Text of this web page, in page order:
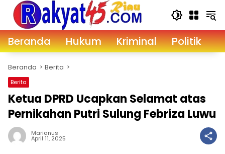
Langsung
konten
Beranda Hukum Kriminal Politik
Beranda Berita
Berita
Ketua DPRD Ucapkan Selamat atas
Pernikahan Putri Sulung Febriza Luwu
Marianus
April 11, 2025